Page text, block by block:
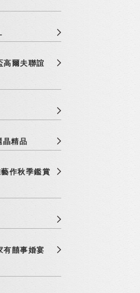
高爾夫聯誼
精品
作秋季鑑賞
有囍事婚宴